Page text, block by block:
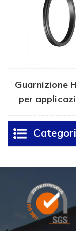
Guarnizione
per
fondo